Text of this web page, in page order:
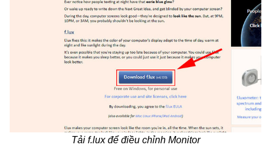
Tải f.lux để điều chỉnh Monitor